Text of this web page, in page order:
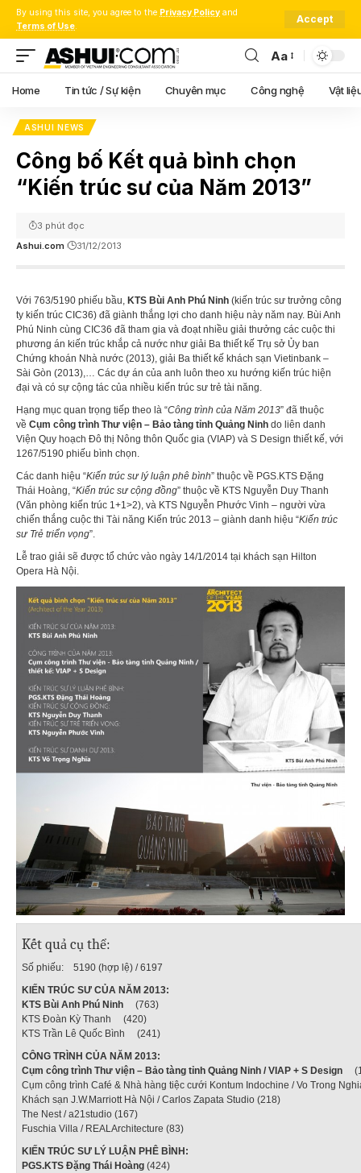
By using this site, you agree to the Privacy Policy and
Terms of Use.
Accept
Font
Resizer
Aa
Home Tin tức / Sự kiện Chuyên mục Công nghệ Vật
ASHUI NEWS
Công bố Kết quả bình chọn
“Kiến trúc sư của Năm 2013”
Ashui.com 31/12/2013
3 phút đọc
Với 763/5190 phiếu bầu, KTS Bùi Anh Phú Ninh (kiến trúc sư trưởng công
ty kiến trúc CIC36) đã giành thắng lợi cho danh hiệu này năm nay. Bùi Anh
Phú Ninh cùng CIC36 đã tham gia và đoạt nhiều giải thưởng các cuộc thi
phương án kiến trúc khắp cả nước như giải Ba thiết kế Trụ sở Ủy ban
Chứng khoán Nhà nước (2013), giải Ba thiết kế khách sạn Vietinbank –
Sài Gòn (2013),… Các dự án của anh luôn theo xu hướng kiến trúc hiện
đại và có sự cộng tác của nhiều kiến trúc sư trẻ tài năng.
Hạng mục quan trọng tiếp theo là “Công trình của Năm 2013” đã thuộc
về Cụm công trình Thư viện – Bảo tàng tỉnh Quảng Ninh do liên danh
Viện Quy hoạch Đô thị Nông thôn Quốc gia (VIAP) và S Design thiết kế, với
1267/5190 phiếu bình chọn.
Các danh hiệu “Kiến trúc sư lý luận phê bình” thuộc về PGS.KTS Đặng
Thái Hoàng, “Kiến trúc sư cộng đồng” thuộc về KTS Nguyễn Duy Thanh
(Văn phòng kiến trúc 1+1>2), và KTS Nguyễn Phước Vinh – người vừa
chiến thắng cuộc thi Tài năng Kiến trúc 2013 – giành danh hiệu “Kiến trúc
sư Trẻ triển vọng”.
Lễ trao giải sẽ được tổ chức vào ngày 14/1/2014 tại khách sạn Hilton
Opera Hà Nội.
Kết quả cụ thể:
Số phiếu: 5190 (hợp lệ) / 6197
KIẾN TRÚC SƯ CỦA NĂM 2013:
KTS Bùi Anh Phú Ninh (763)
KTS Đoàn Kỳ Thanh (420)
KTS Trần Lê Quốc Bình (241)
CÔNG TRÌNH CỦA NĂM 2013:
Cụm công trình Thư viện – Bảo tàng tỉnh Quảng Ninh / VIAP + S Design
Cụm công trình Café & Nhà hàng tiệc cưới Kontum Indochine / Vo Trong
Khách sạn J.W.Marriott Hà Nội / Carlos Zapata Studio (218)
The Nest / a21studio (167)
Fuschia Villa / REALArchitecture (83)
KIẾN TRÚC SƯ LÝ LUẬN PHÊ BÌNH:
PGS.KTS Đặng Thái Hoàng (424)